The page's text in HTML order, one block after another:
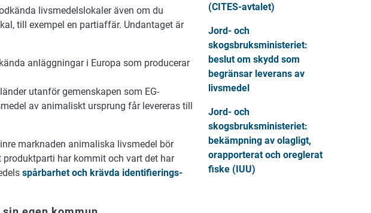
livsmedelslokaler även om du
till exempel en partiaffär. Undantaget är
anläggningar i Europa som producerar
utanför gemenskapen som EG-
av animaliskt ursprung får levereras till
marknaden animaliska livsmedel bör
har kommit och vart det har
spårbarhet och krävda identifierings-
(CITES-avtalet)
Jord- och
skogsbruksministeriet:
beslut om skydd som
begränsar leverans av
livsmedel
Jord- och
skogsbruksministeriet:
bekämpning av olagligt,
orapporterat och oreglerat
fiske (IUU)